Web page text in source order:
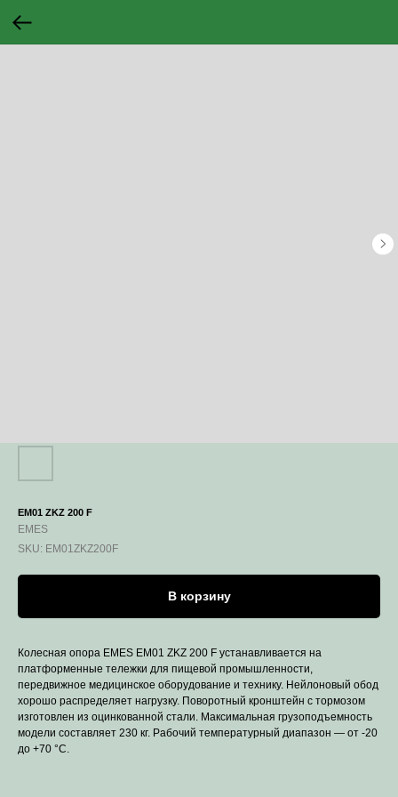
EM01 ZKZ 200 F
EMES
SKU: EM01ZKZ200F
В корзину
Колесная опора EMES EM01 ZKZ 200 F устанавливается на
платформенные тележки для пищевой промышленности,
передвижное медицинское оборудование и технику. Нейлоновый обод
хорошо распределяет нагрузку. Поворотный кронштейн с тормозом
изготовлен из оцинкованной стали. Максимальная грузоподъемность
модели составляет 230 кг. Рабочий температурный диапазон — от -20
до +70 °С.